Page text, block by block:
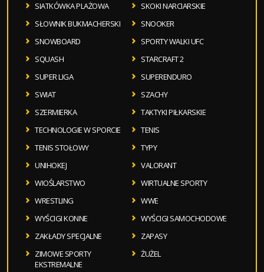
SIATKÓWKA PLAŻOWA
SKOKI NARCIARSKIE
SŁOWNIK BUKMACHERSKI
SNOOKER
SNOWBOARD
SPORTY WALKI UFC
SQUASH
STARCRAFT 2
SUPER LIGA
SUPERENDURO
SWIAT
SZACHY
SZERMIERKA
TAKTYKI PIŁKARSKIE
TECHNOLOGIE W SPORCIE
TENIS
TENIS STOŁOWY
TYPY
UNIHOKEJ
VALORANT
WIOŚLARSTWO
WIRTUALNE SPORTY
WRESTLING
WWE
WYŚCIGI KONNE
WYŚCIGI SAMOCHODOWE
ZAKŁADY SPECJALNE
ZAPASY
ZIMOWE SPORTY
EKSTREMALNE
ŻUŻEL